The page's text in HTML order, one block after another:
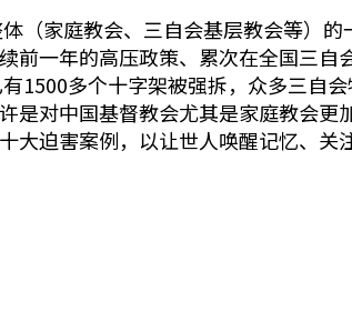
家庭教会、三自会基层教会等）的
一年的高压政策、累次在全国三自
1500多个十字架被强拆，众多三自
对中国基督教会尤其是家庭教会更
大迫害案例，以让世人唤醒记忆、关